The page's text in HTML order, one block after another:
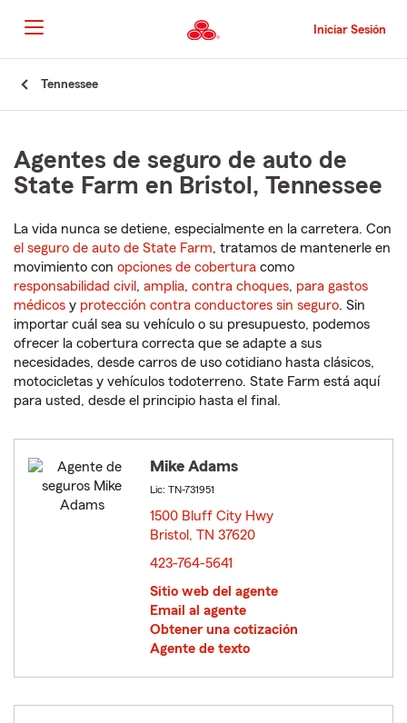
al
contenido
principal
Iniciar Sesión
Tennessee
Agentes de seguro de auto de
State Farm en Bristol, Tennessee
La vida nunca se detiene, especialmente en la carretera. Con
el seguro de auto de State Farm, tratamos de mantenerle en
movimiento con opciones de cobertura como
responsabilidad civil , amplia, contra choques, para gastos
médicos y protección contra conductores sin seguro. Sin
importar cuál sea su vehículo o su presupuesto, podemos
ofrecer la cobertura correcta que se adapte a sus
necesidades, desde carros de uso cotidiano hasta clásicos,
motocicletas y vehículos todoterreno. State Farm está aquí
para usted, desde el principio hasta el final.
Mike Adams
Lic: TN-731951
1500 Bluff City Hwy
Bristol, TN 37620
423-764-5641
Sitio web del agente
Email al agente
Obtener una cotización
Agente de texto